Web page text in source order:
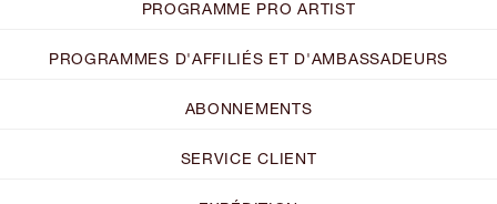
PROGRAMME PRO ARTIST
PROGRAMMES D'AFFILIÉS ET D'AMBASSADEURS
ABONNEMENTS
SERVICE CLIENT